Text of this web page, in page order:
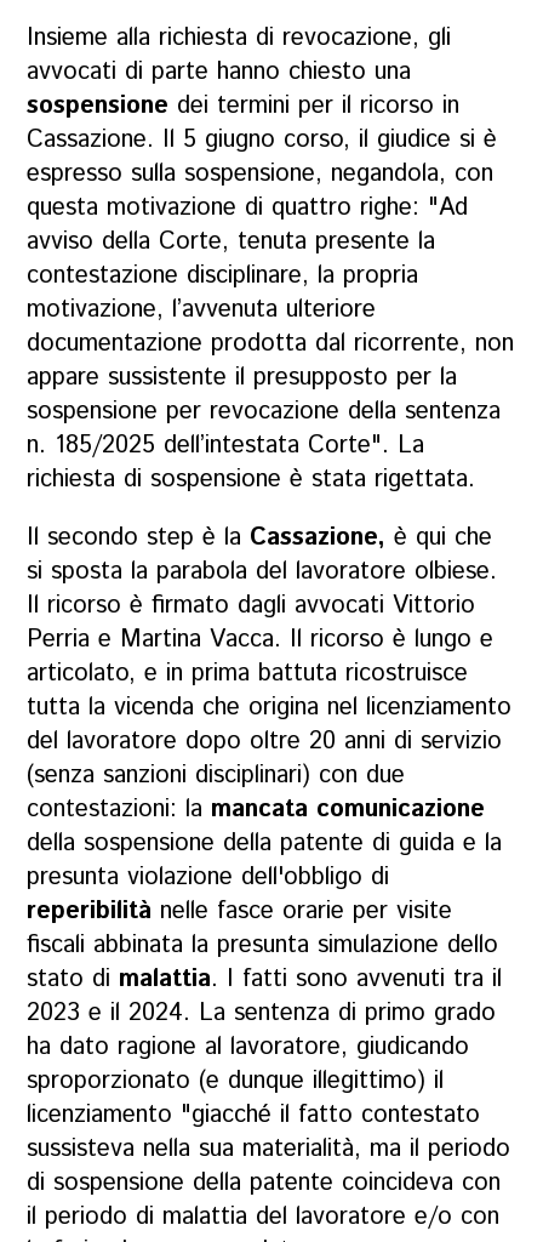
Insieme alla richiesta di revocazione, gli
avvocati di parte hanno chiesto una
sospensione dei termini per il ricorso in
Cassazione. Il 5 giugno corso, il giudice si è
espresso sulla sospensione, negandola, con
questa motivazione di quattro righe: "Ad
avviso della Corte, tenuta presente la
contestazione disciplinare, la propria
motivazione, l’avvenuta ulteriore
documentazione prodotta dal ricorrente, non
appare sussistente il presupposto per la
sospensione per revocazione della sentenza
n. 185/2025 dell’intestata Corte". La
richiesta di sospensione è stata rigettata.
Il secondo step è la Cassazione, è qui che
si sposta la parabola del lavoratore olbiese.
Il ricorso è firmato dagli avvocati Vittorio
Perria e Martina Vacca. Il ricorso è lungo e
articolato, e in prima battuta ricostruisce
tutta la vicenda che origina nel licenziamento
del lavoratore dopo oltre 20 anni di servizio
(senza sanzioni disciplinari) con due
contestazioni: la mancata comunicazione
della sospensione della patente di guida e la
presunta violazione dell'obbligo di
reperibilità nelle fasce orarie per visite
fiscali abbinata la presunta simulazione dello
stato di malattia. I fatti sono avvenuti tra il
2023 e il 2024. La sentenza di primo grado
ha dato ragione al lavoratore, giudicando
sproporzionato (e dunque illegittimo) il
licenziamento "giacché il fatto contestato
sussisteva nella sua materialità, ma il periodo
di sospensione della patente coincideva con
il periodo di malattia del lavoratore e/o con